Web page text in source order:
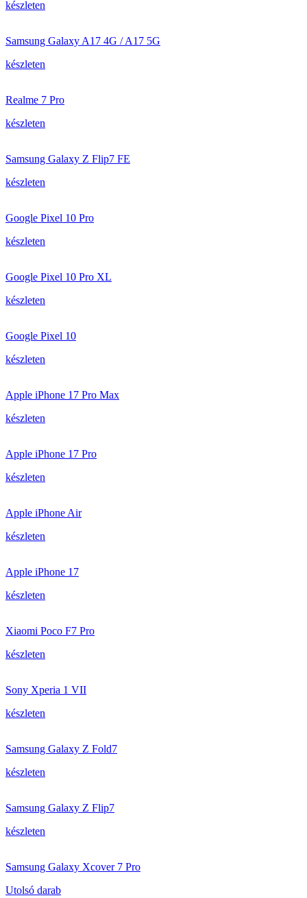
készleten
Samsung Galaxy A17 4G / A17 5G
készleten
Realme 7 Pro
készleten
Samsung Galaxy Z Flip7 FE
készleten
Google Pixel 10 Pro
készleten
Google Pixel 10 Pro XL
készleten
Google Pixel 10
készleten
Apple iPhone 17 Pro Max
készleten
Apple iPhone 17 Pro
készleten
Apple iPhone Air
készleten
Apple iPhone 17
készleten
Xiaomi Poco F7 Pro
készleten
Sony Xperia 1 VII
készleten
Samsung Galaxy Z Fold7
készleten
Samsung Galaxy Z Flip7
készleten
Samsung Galaxy Xcover 7 Pro
Utolsó darab